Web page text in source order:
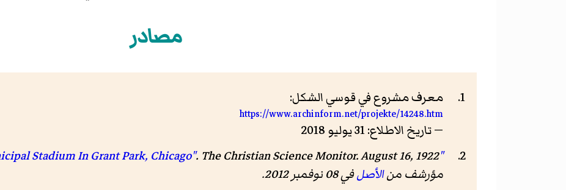
مصادر
معرف مشروع في قوسي الشكل:
https://www.archinform.net/projekte/14248.htm
— تاريخ الاطلاع: 31 يوليو 2018
"Start Work On New Municipal Stadium In Grant Park, Chicago"
. The Christian Science Monitor
مؤرشف منالأصلفي 08 نوفمبر 2012.